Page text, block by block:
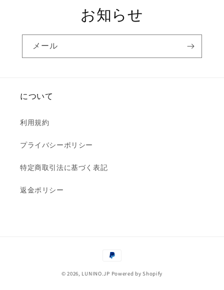
お知らせ
メール
について
利用規約
プライバシーポリシー
特定商取引法に基づく表記
返金ポリシー
方
© 2026, LUNINO.JP Powered by Shopify